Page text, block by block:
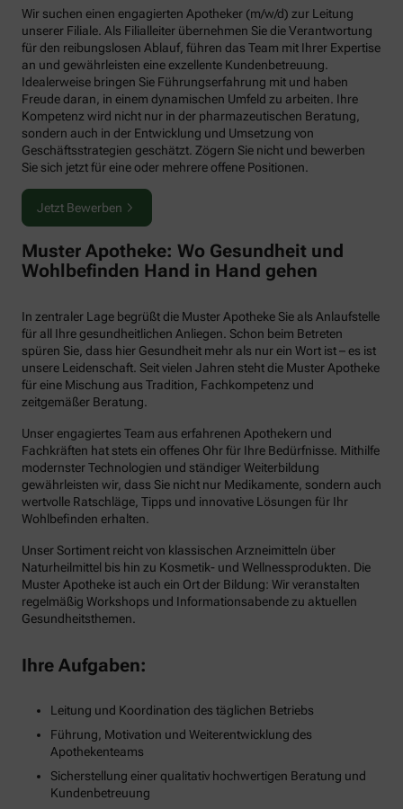
Wir suchen einen engagierten Apotheker (m/w/d) zur Leitung
unserer Filiale. Als Filialleiter übernehmen Sie die Verantwortung
für den reibungslosen Ablauf, führen das Team mit Ihrer Expertise
an und gewährleisten eine exzellente Kundenbetreuung.
Idealerweise bringen Sie Führungserfahrung mit und haben
Freude daran, in einem dynamischen Umfeld zu arbeiten. Ihre
Kompetenz wird nicht nur in der pharmazeutischen Beratung,
sondern auch in der Entwicklung und Umsetzung von
Geschäftsstrategien geschätzt. Zögern Sie nicht und bewerben
Sie sich jetzt für eine oder mehrere offene Positionen.
Jetzt Bewerben
Muster Apotheke: Wo Gesundheit und
Wohlbefinden Hand in Hand gehen
In zentraler Lage begrüßt die Muster Apotheke Sie als Anlaufstelle
für all Ihre gesundheitlichen Anliegen. Schon beim Betreten
spüren Sie, dass hier Gesundheit mehr als nur ein Wort ist – es ist
unsere Leidenschaft. Seit vielen Jahren steht die Muster Apotheke
für eine Mischung aus Tradition, Fachkompetenz und
zeitgemäßer Beratung.
Unser engagiertes Team aus erfahrenen Apothekern und
Fachkräften hat stets ein offenes Ohr für Ihre Bedürfnisse. Mithilfe
modernster Technologien und ständiger Weiterbildung
gewährleisten wir, dass Sie nicht nur Medikamente, sondern auch
wertvolle Ratschläge, Tipps und innovative Lösungen für Ihr
Wohlbefinden erhalten.
Unser Sortiment reicht von klassischen Arzneimitteln über
Naturheilmittel bis hin zu Kosmetik- und Wellnessprodukten. Die
Muster Apotheke ist auch ein Ort der Bildung: Wir veranstalten
regelmäßig Workshops und Informationsabende zu aktuellen
Gesundheitsthemen.
Ihre Aufgaben:
Leitung und Koordination des täglichen Betriebs
Führung, Motivation und Weiterentwicklung des
Apothekenteams
Sicherstellung einer qualitativ hochwertigen Beratung und
Kundenbetreuung